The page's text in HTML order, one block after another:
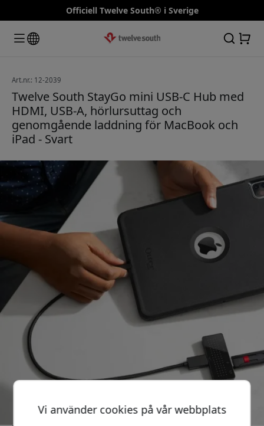
Officiell Twelve South® i Sverige
Art.nr.: 12-2039
Twelve South StayGo mini USB-C Hub med
HDMI, USB-A, hörlursuttag och
genomgående laddning för MacBook och
iPad - Svart
Vi använder cookies på vår webbplats